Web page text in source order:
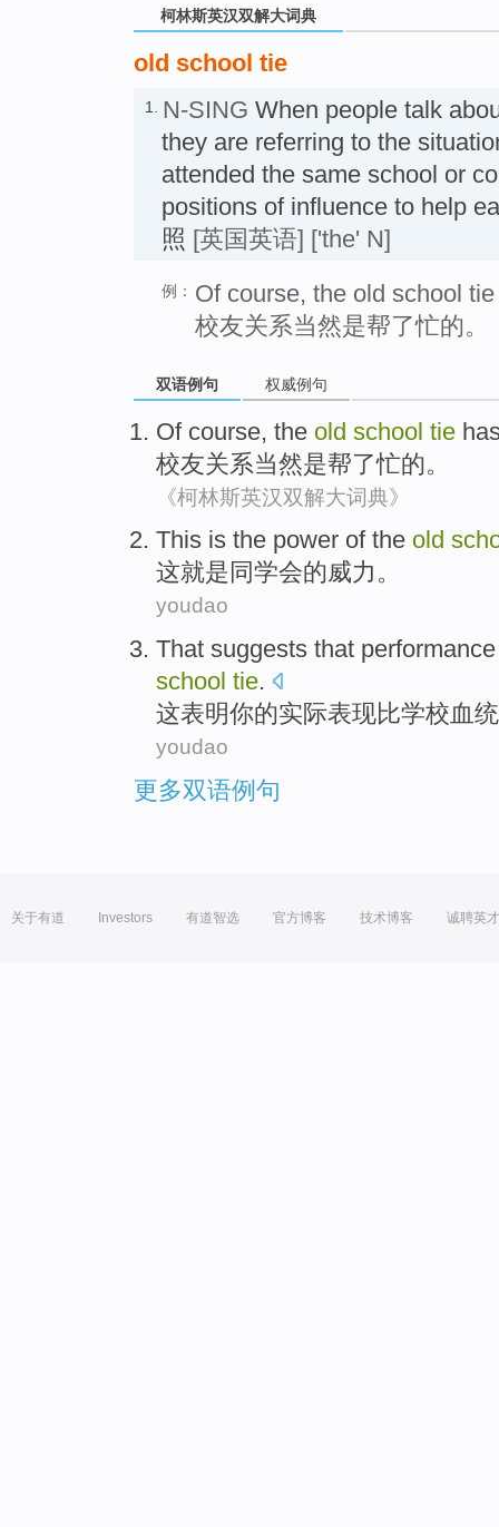
柯林斯英汉双解大词典
old school tie
1. N-SING When people talk
they are referring to the
attended the same school or
positions of influence to help
照 [英国英语] ['the' N]
例： Of course, the old school
校友关系当然是帮了忙的。
双语例句 权威例句
Of course, the old school tie
校友关系当然是帮了忙的。
《柯林斯英汉双解大词典》
This is the power ofthe old
这就是 同学会的威力 。
youdao
That suggests that performance
school tie.
这表明你的实际表现比学校血统
youdao
更多双语例句
关于有道 Investors 有道智选 官方博客 技术博客 诚聘英才